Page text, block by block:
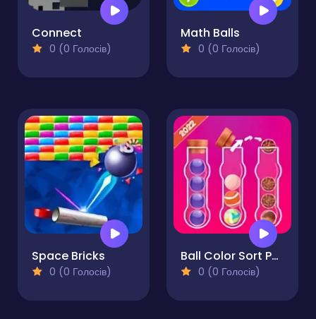
Connect
0 (0 Голосів)
Math Balls
0 (0 Голосів)
Space Bricks
0 (0 Голосів)
Ball Color Sort Puzzle Game
0 (0 Голосів)